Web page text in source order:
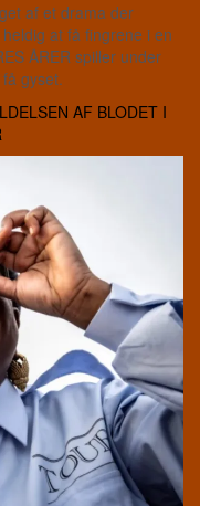
af et drama der
at få fingrene i en
ÅRER spiller under
gyset.
AF BLODET I